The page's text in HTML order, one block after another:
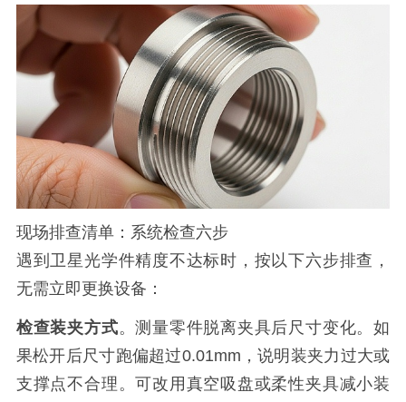
现场排查清单：系统检查六步
遇到卫星光学件精度不达标时，按以下六步排查，
无需立即更换设备：
检查装夹方式。测量零件脱离夹具后尺寸变化。如
果松开后尺寸跑偏超过0.01mm，说明装夹力过大或
支撑点不合理。可改用真空吸盘或柔性夹具减小装